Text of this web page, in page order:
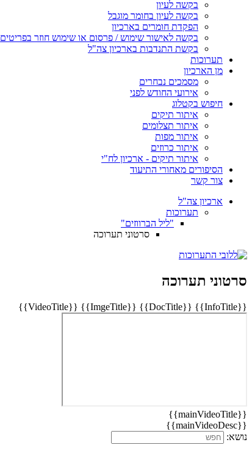
בקשה לעיון
בקשה לעיון בחומר מוגבל
הפקדת חומרים בארכיון
בקשה לאישור שימוש / פרסום או שימוש חוזר בפריטים
בקשת התנדבות בארכיון צה"ל
תערוכות
מן הארכיון
מסמכים נבחרים
אירועי החודש לפני
חיפוש בקטלוג
איתור תיקים
איתור תצלומים
איתור מפות
איתור כרוזים
איתור תיקים - ארכיון לח"י
הסיפורים מאחורי התיעוד
צור קשר
ארכיון צה"ל
תערוכות
"ליל הברווזים"
סרטוני תערוכה
סרטוני תערוכה
{{InfoTitle}}
{{DocTitle}}
{{ImgeTitle}}
{{VideoTitle}}
{{mainVideoTitle}}
{{mainVideoDesc}}
נושא: